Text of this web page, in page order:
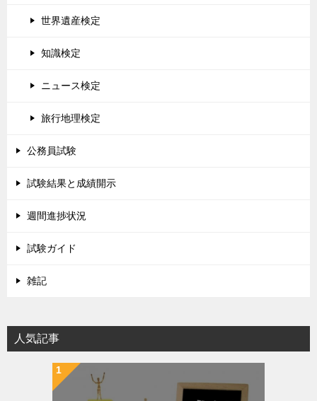
世界遺産検定
知識検定
ニュース検定
旅行地理検定
公務員試験
試験結果と成績開示
週間進捗状況
試験ガイド
雑記
人気記事